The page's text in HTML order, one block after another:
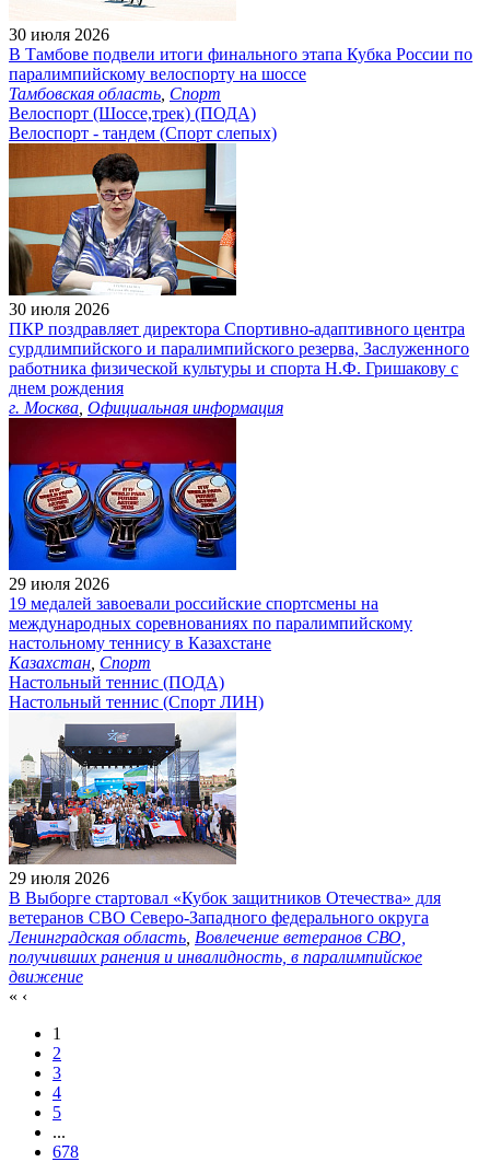
30 июля 2026
В Тамбове подвели итоги финального этапа Кубка России по
паралимпийскому велоспорту на шоссе
Тамбовская область Спорт
Велоспорт (Шоссе,трек) (ПОДА)
Велоспорт - тандем (Спорт слепых)
30 июля 2026
ПКР поздравляет директора Спортивно-адаптивного центра
сурдлимпийского и паралимпийского резерва, Заслуженного
работника физической культуры и спорта Н.Ф. Гришакову с
днем рождения
г. Москва Официальная информация
29 июля 2026
19 медалей завоевали российские спортсмены на
международных соревнованиях по паралимпийскому
настольному теннису в Казахстане
Казахстан Спорт
Настольный теннис (ПОДА)
Настольный теннис (Спорт ЛИН)
29 июля 2026
В Выборге стартовал «Кубок защитников Отечества» для
ветеранов СВО Северо-Западного федерального округа
Ленинградская область Вовлечение ветеранов СВО,
получивших ранения и инвалидность, в паралимпийское
движение
« ‹
1
2
3
4
5
...
678